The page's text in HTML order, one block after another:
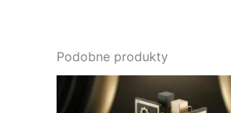
Podobne produkty